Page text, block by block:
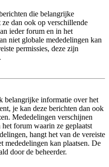
die belangrijke
dan ook op verschillende
ieder forum en in het
niet globale mededelingen kan
permissies, deze zijn
belangrijke informatie over het
je kan deze berichten dan ook
Mededelingen verschijnen
forum waarin ze geplaatst
hangt het van de vereiste
mededelingen kan plaatsen. De
door de beheerder.